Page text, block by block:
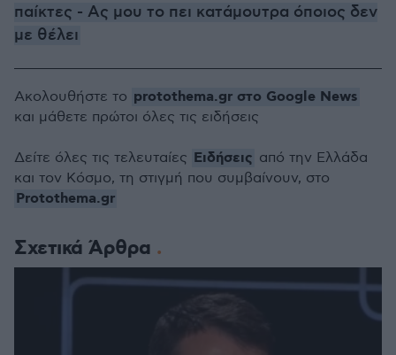
παίκτες - Ας μου το πει κατάμουτρα όποιος δεν
με θέλει
Σχετικά Άρθρα
Ακολουθήστε το protothema.gr στο Google News
και μάθετε πρώτοι όλες τις ειδήσεις
Δείτε όλες τις τελευταίες Ειδήσεις από την Ελλάδα
και τον Κόσμο, τη στιγμή που συμβαίνουν, στο
Protothema.gr